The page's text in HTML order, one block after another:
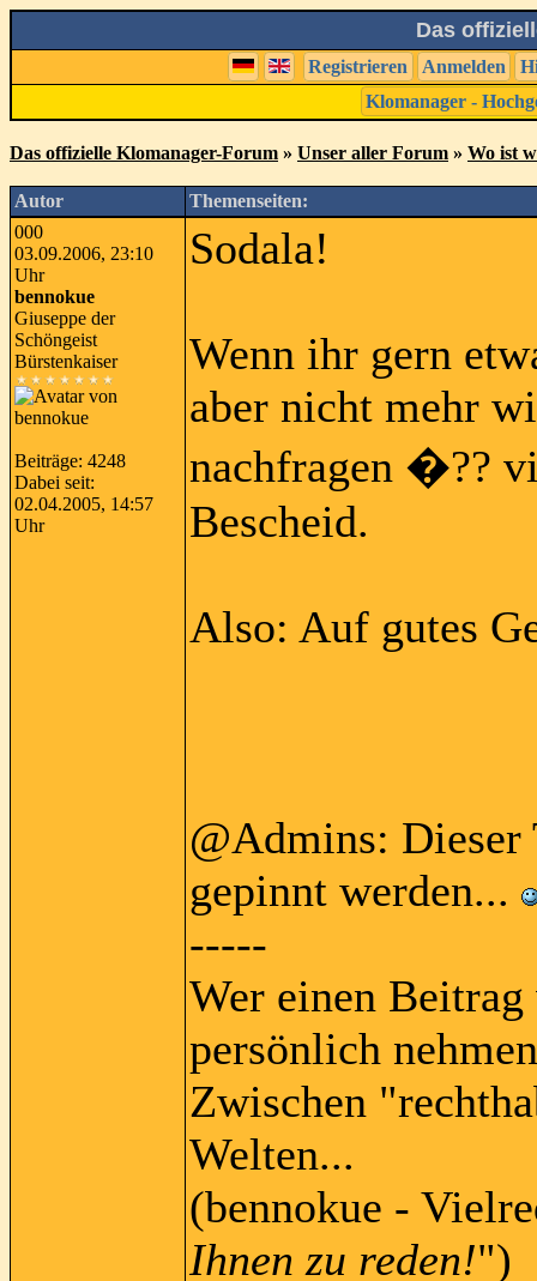
Das
Registrieren Anmelden
Klomanager -
Das offizielle Klomanager-Forum » Unser aller Forum » Wo ist
Autor
Themenseiten:
000
03.09.2006, 23:10
Uhr
bennokue
Giuseppe der
Schöngeist
Bürstenkaiser
Beiträge: 4248
Dabei seit:
02.04.2005, 14:57
Uhr
Sodala!
Wenn ihr gern
aber nicht mehr
nachfragen �??
Bescheid.
Also: Auf gutes
@Admins: Dieser
gepinnt werden...
-----
Wer einen
persönlich
Zwischen
Welten...
(bennokue -
Ihnen zu reden!")